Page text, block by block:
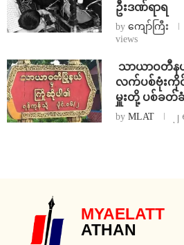
ဦးဒဏ်ရာရ
by ကျော်ကြီး
views
သာယာဝတီ
လက်ပစ်ဗုံးကိုင်
မှူးတို့ ပစ်ခတ်
by MLAT
MYAELATT
ATHAN